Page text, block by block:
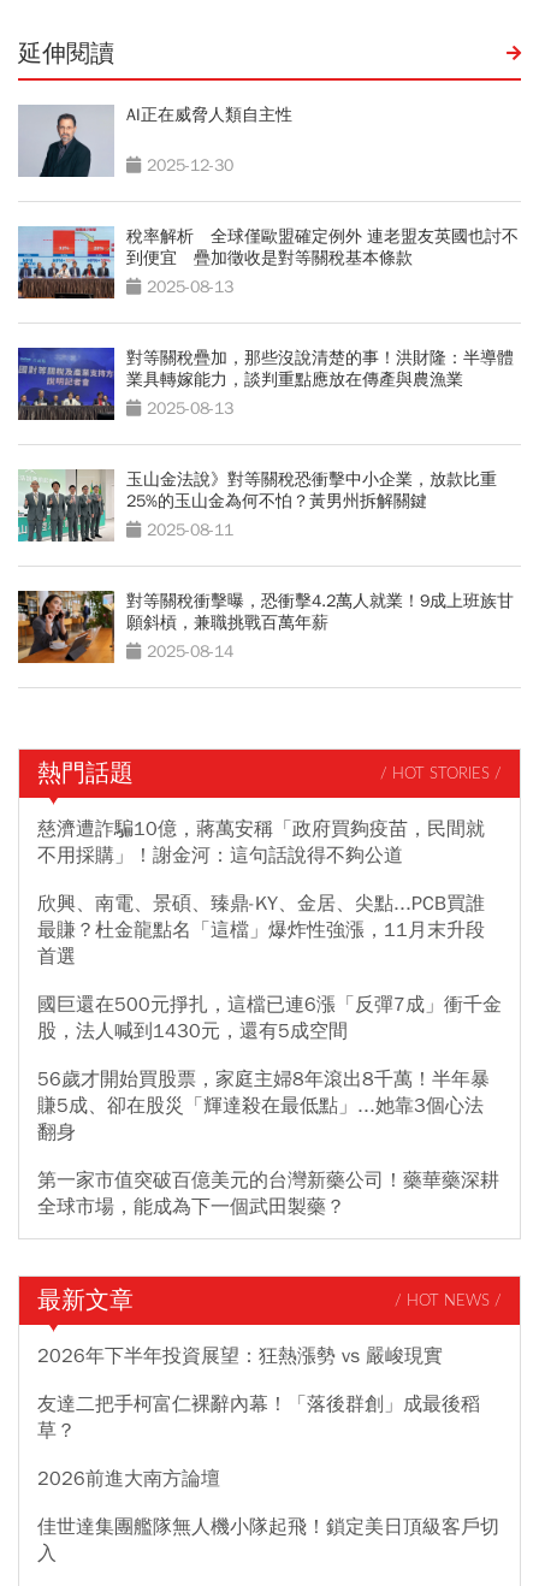
延伸閱讀
AI正在威脅人類自主性
2025-12-30
稅率解析 全球僅歐盟確定例外 連老盟友英國也討不
到便宜 疊加徵收是對等關稅基本條款
2025-08-13
對等關稅疊加，那些沒說清楚的事！洪財隆：半導體
業具轉嫁能力，談判重點應放在傳產與農漁業
2025-08-13
玉山金法說》對等關稅恐衝擊中小企業，放款比重
25%的玉山金為何不怕？黃男州拆解關鍵
2025-08-11
對等關稅衝擊曝，恐衝擊4.2萬人就業！9成上班族甘
願斜槓，兼職挑戰百萬年薪
2025-08-14
熱門話題 / HOT STORIES /
慈濟遭詐騙10億，蔣萬安稱「政府買夠疫苗，民間就
不用採購」！謝金河：這句話說得不夠公道
欣興、南電、景碩、臻鼎-KY、金居、尖點...PCB買誰
最賺？杜金龍點名「這檔」爆炸性強漲，11月末升段
首選
國巨還在500元掙扎，這檔已連6漲「反彈7成」衝千金
股，法人喊到1430元，還有5成空間
56歲才開始買股票，家庭主婦8年滾出8千萬！半年暴
賺5成、卻在股災「輝達殺在最低點」...她靠3個心法
翻身
第一家市值突破百億美元的台灣新藥公司！藥華藥深耕
全球市場，能成為下一個武田製藥？
最新文章 / HOT NEWS /
2026年下半年投資展望：狂熱漲勢 vs 嚴峻現實
友達二把手柯富仁裸辭內幕！「落後群創」成最後稻
草？
2026前進大南方論壇
佳世達集團艦隊無人機小隊起飛！鎖定美日頂級客戶切
入